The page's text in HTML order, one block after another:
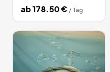
ab178.50€ / Tag